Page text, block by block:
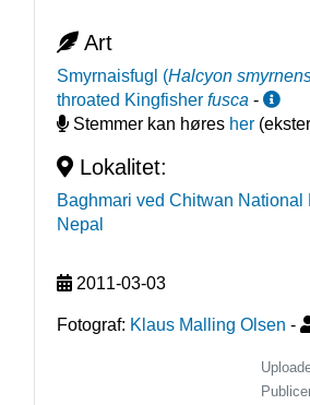
Art
Smyrnaisfugl (Halcyon
throated Kingfisher fusca -
Stemmer kan høres her
Lokalitet:
Baghmari ved Chitwan National
Nepal
2011-03-03
Fotograf: Klaus Malling Olsen -